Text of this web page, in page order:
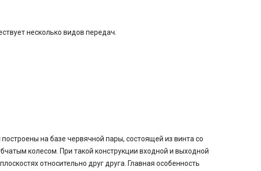
несколько видов передач.
на базе червячной пары, состоящей из винта со
колесом. При такой конструкции входной и выходной
относительно друг друга. Главная особенность